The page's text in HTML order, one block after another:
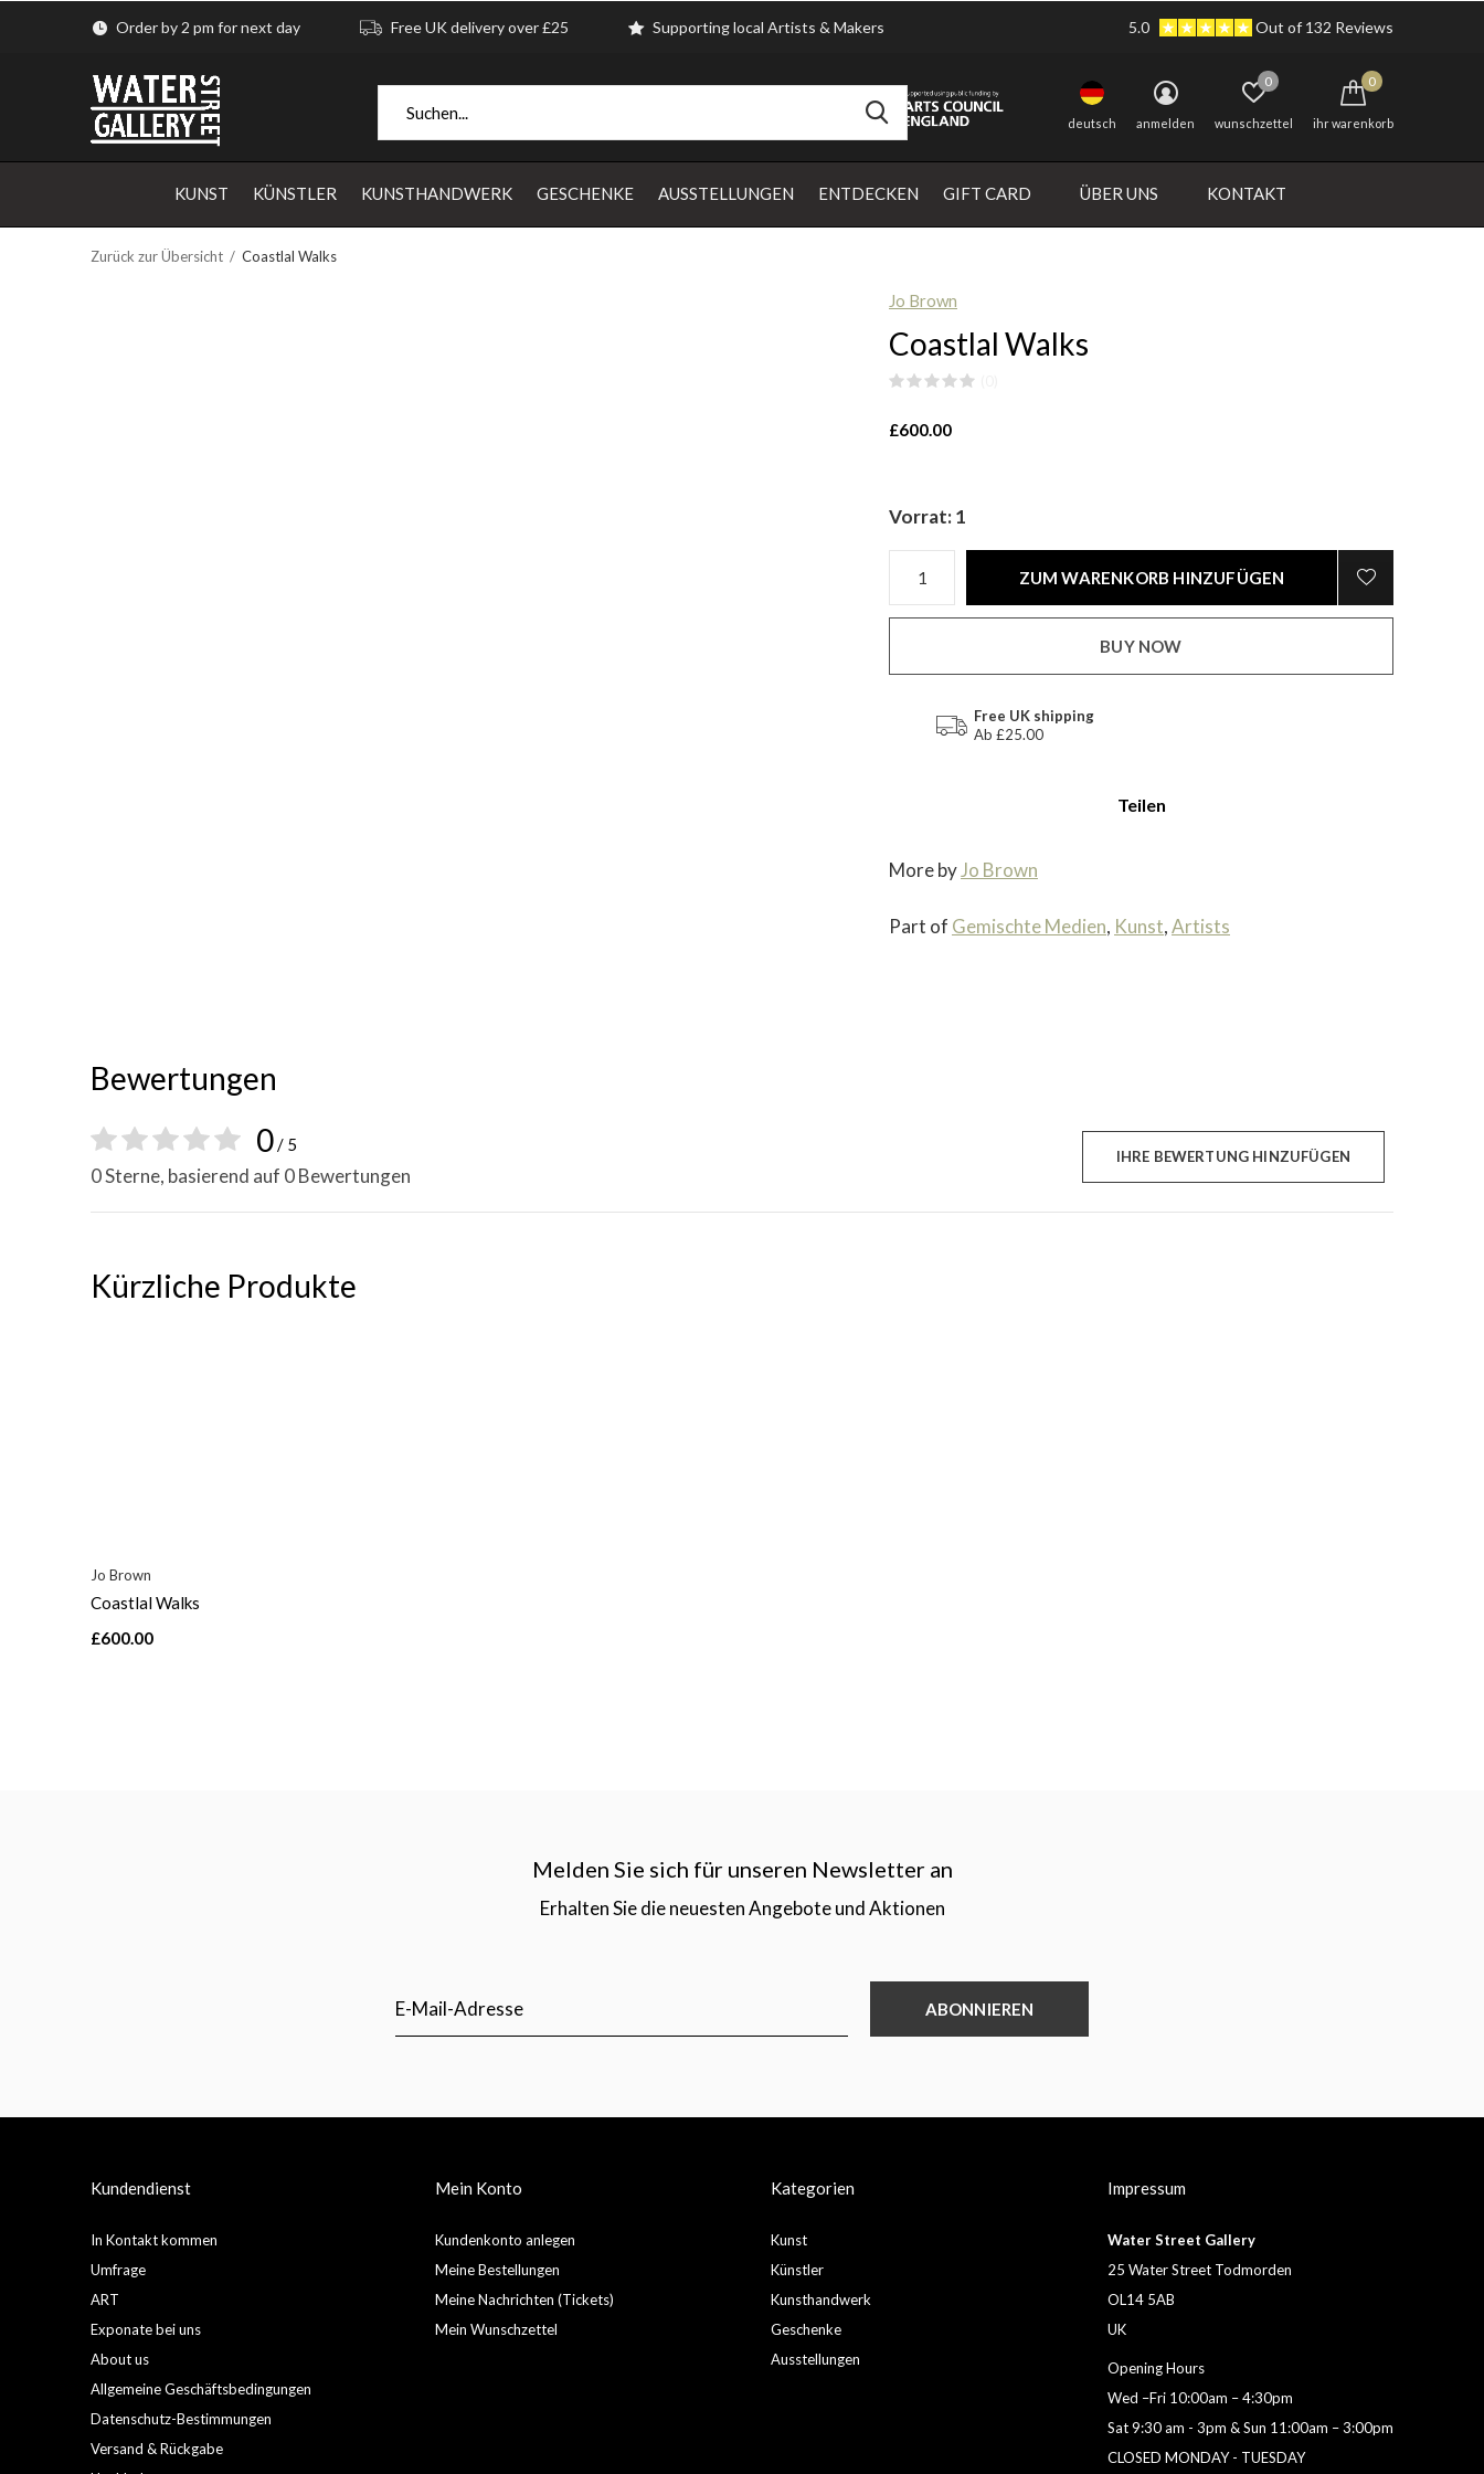
KUNST KÜNSTLER KUNSTHANDWERK GESCHENKE AUSSTELLUNGEN ENTDECKEN GIFT CARD ÜBER UNS KONTAKT
deutsch anmelden wunschzettel
0
ihr warenkorb
0
Order by 2 pm for next day Free UK delivery over £25 Supporting local Artists & Makers 5.0 Out of 132 Reviews
Zurück zur Übersicht Coastlal Walks
Jo Brown
Coastlal Walks
£600.00
Vorrat: 1
ZUM WARENKORB HINZUFÜGEN
BUY NOW
Free UK shipping
Ab £25.00
Teilen
More byJo Brown
Part of Gemischte Medien, Kunst,Artists
Bewertungen
0/ 5
0 Sterne, basierend auf 0 Bewertungen
IHRE BEWERTUNG HINZUFÜGEN
Kürzliche Produkte
Jo Brown
Coastlal Walks
£600.00
Melden Sie sich für unseren Newsletter an
Erhalten Sie die neuesten Angebote und Aktionen
ABONNIEREN
Kundendienst
In Kontakt kommen
Umfrage
ART
Exponate bei uns
About us
Allgemeine Geschäftsbedingungen
Datenschutz-Bestimmungen
Versand & Rückgabe
Mein Konto
Kundenkonto anlegen
Meine Bestellungen
Meine Nachrichten (Tickets)
Mein Wunschzettel
Kategorien
Kunst
Künstler
Kunsthandwerk
Geschenke
Ausstellungen
Impressum
Water Street Gallery
25 Water Street Todmorden
OL14 5AB
UK
Opening Hours
Wed –Fri 10:00am – 4:30pm
Sat 9:30 am - 3pm & Sun 11:00am – 3:00pm
CLOSED MONDAY - TUESDAY